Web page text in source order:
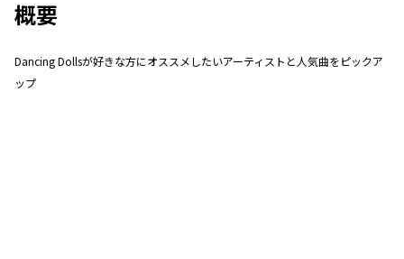
概要
Dancing Dollsが好きな方にオススメしたいアーティストと人気曲をピックア
ップ